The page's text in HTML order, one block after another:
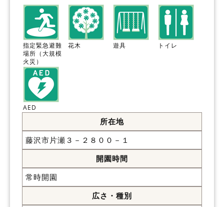
指定緊急避難
場所（大規模
火災）
花木 遊具 トイレ
AED
所在地
藤沢市片瀬３－２８００－１
開園時間
常時開園
広さ・種別